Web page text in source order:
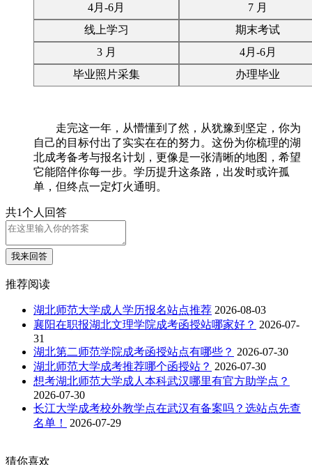
4月-6月
7 月
线上学习
期末考试
3 月
4月-6月
毕业照片采集
办理毕业
走完这一年，从懵懂到了然，从犹豫到坚定，你为
自己的目标付出了实实在在的努力。这份为你梳理的湖
北成考备考与报名计划，更像是一张清晰的地图，希望
它能陪伴你每一步。学历提升这条路，出发时或许孤
单，但终点一定灯火通明。
共1个人回答
我来回答
推荐阅读
湖北师范大学成人学历报名站点推荐 2026-08-03
襄阳在职报湖北文理学院成考函授站哪家好？ 2026-07-
31
湖北第二师范学院成考函授站点有哪些？ 2026-07-30
湖北师范大学成考推荐哪个函授站？ 2026-07-30
想考湖北师范大学成人本科武汉哪里有官方助学点？
2026-07-30
长江大学成考校外教学点在武汉有备案吗？选站点先查
名单！
2026-07-29
猜你喜欢